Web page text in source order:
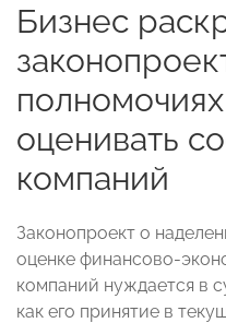
Бизнес
оценивать
компаний
Законопроект о
оценке финансово-
компаний нуждается в
как его принятие в